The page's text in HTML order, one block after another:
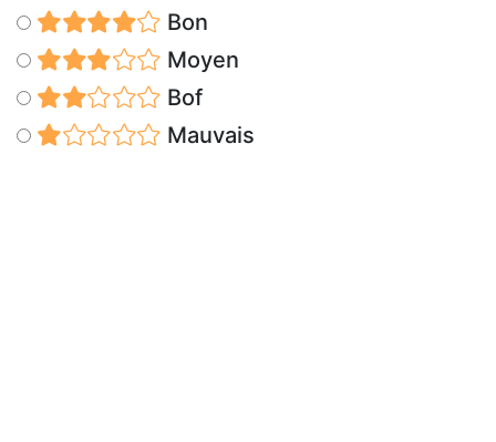
Bon
Moyen
Bof
Mauvais